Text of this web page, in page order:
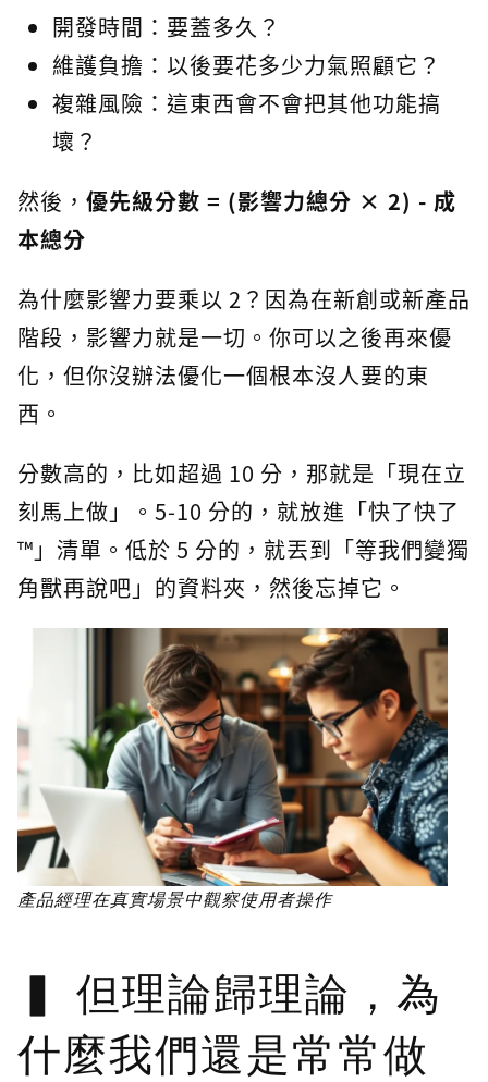
開發時間：要蓋多久？
維護負擔：以後要花多少力氣照顧它？
複雜風險：這東西會不會把其他功能搞
壞？
然後， 優先級分數 = (影響力總分 × 2) - 成
本總分
為什麼影響力要乘以 2？因為在新創或新產品
階段，影響力就是一切。你可以之後再來優
化，但你沒辦法優化一個根本沒人要的東
西。
分數高的，比如超過 10 分，那就是「現在立
刻馬上做」。5-10 分的，就放進「快了快了
™」清單。低於 5 分的，就丟到「等我們變獨
角獸再說吧」的資料夾，然後忘掉它。
產品經理在真實場景中觀察使用者操作
但理論歸理論，為
什麼我們還是常常做